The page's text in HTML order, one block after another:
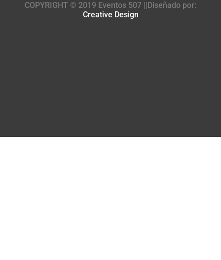
COPYRIGHT © 2019 Eventos 507 ||Diseñado por:
Creative Design